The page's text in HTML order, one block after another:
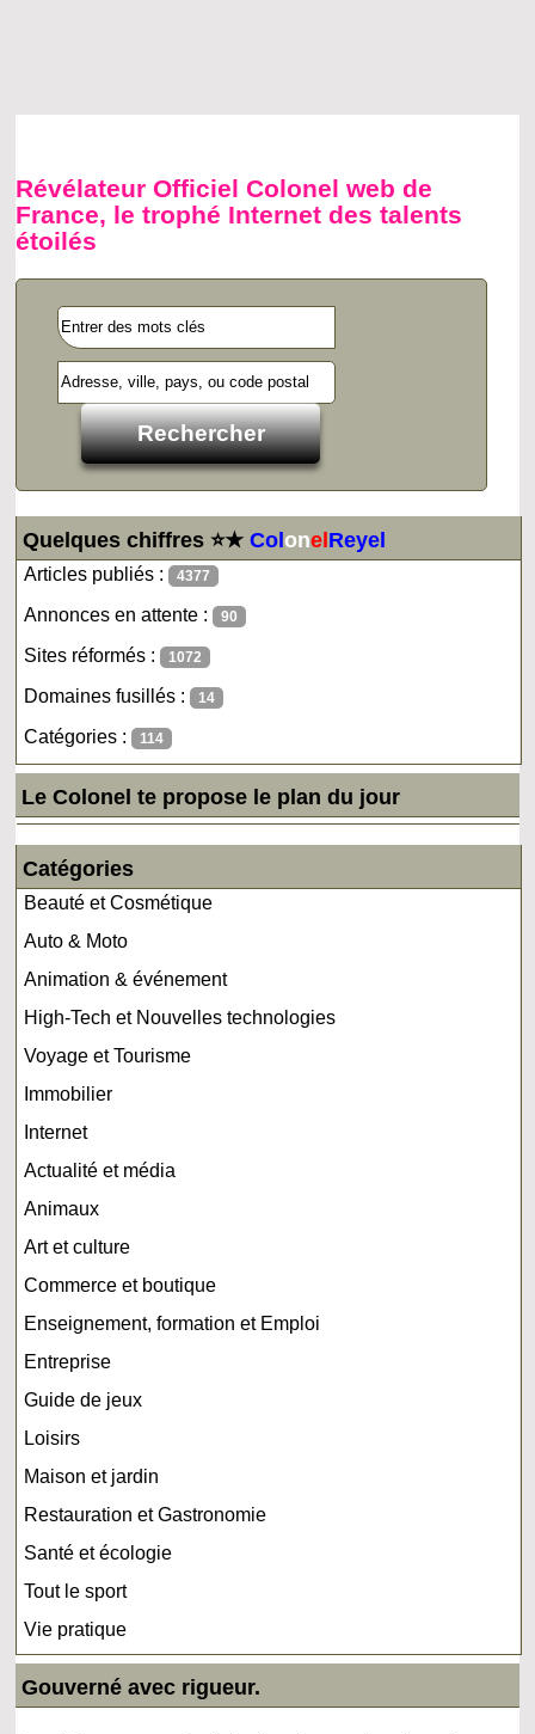
Révélateur Officiel Colonel web de
France, le trophé Internet des talents
étoilés
Quelques chiffres ⭐★ColonelReyel
Articles publiés : 4377
Annonces en attente : 90
Sites réformés : 1072
Domaines fusillés : 14
Catégories : 114
Le Colonel te propose le plan du jour
Catégories
Beauté et Cosmétique
Auto & Moto
Animation & événement
High-Tech et Nouvelles technologies
Voyage et Tourisme
Immobilier
Internet
Actualité et média
Animaux
Art et culture
Commerce et boutique
Enseignement, formation et Emploi
Entreprise
Guide de jeux
Loisirs
Maison et jardin
Restauration et Gastronomie
Santé et écologie
Tout le sport
Vie pratique
Gouverné avec rigueur.